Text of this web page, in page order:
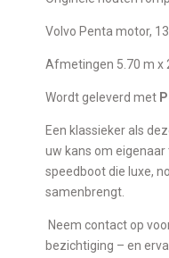
Volvo Penta motor,
Afmetingen 5.70 m x
Wordt geleverd met
Een klassieker als
uw kans om
speedboot die luxe,
samenbrengt.
Neem contact op
bezichtiging – en